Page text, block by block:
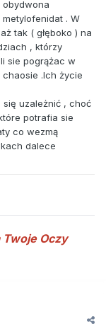
obydwona
. W
tak ( głęboko ) na
, którzy
sie pogrążac w
.Ich życie
się uzależnić , choć
potrafia sie
co wezmą
dalece
Twoje Oczy